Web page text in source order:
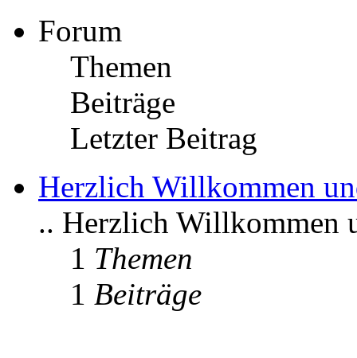
Forum
Themen
Beiträge
Letzter Beitrag
Herzlich Willkommen
.. Herzlich Willkommen
1 Themen
1 Beiträge